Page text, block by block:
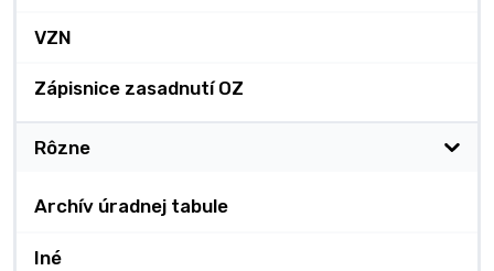
VZN
Zápisnice zasadnutí OZ
Rôzne
Archív úradnej tabule
Iné